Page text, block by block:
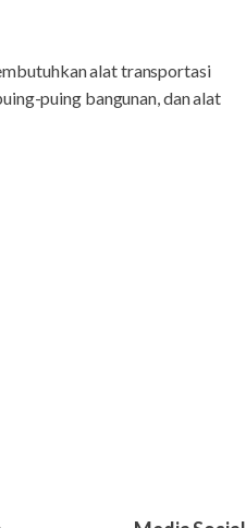
alat transportasi
puing bangunan, dan alat